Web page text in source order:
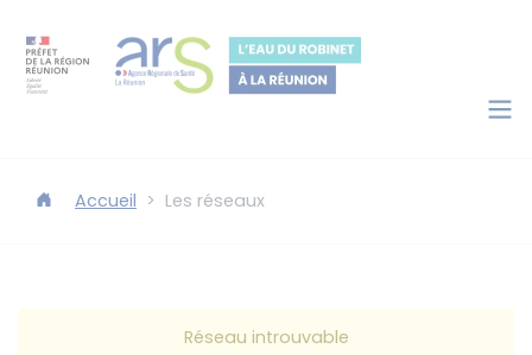
au contenu
Accéder au moteur de recherche
Accueil Les réseaux
Réseau introuvable